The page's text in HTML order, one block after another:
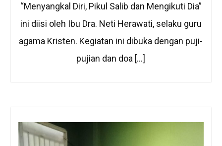
“Menyangkal Diri, Pikul Salib dan Mengikuti Dia”
ini diisi oleh Ibu Dra. Neti Herawati, selaku guru
agama Kristen. Kegiatan ini dibuka dengan puji-
pujian dan doa […]